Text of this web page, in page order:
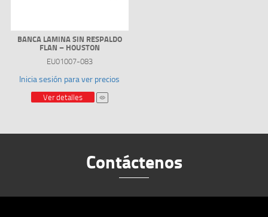
BANCA LAMINA SIN RESPALDO
FLAN – HOUSTON
EU01007-083
Inicia sesión para ver precios
Ver detalles
Contáctenos